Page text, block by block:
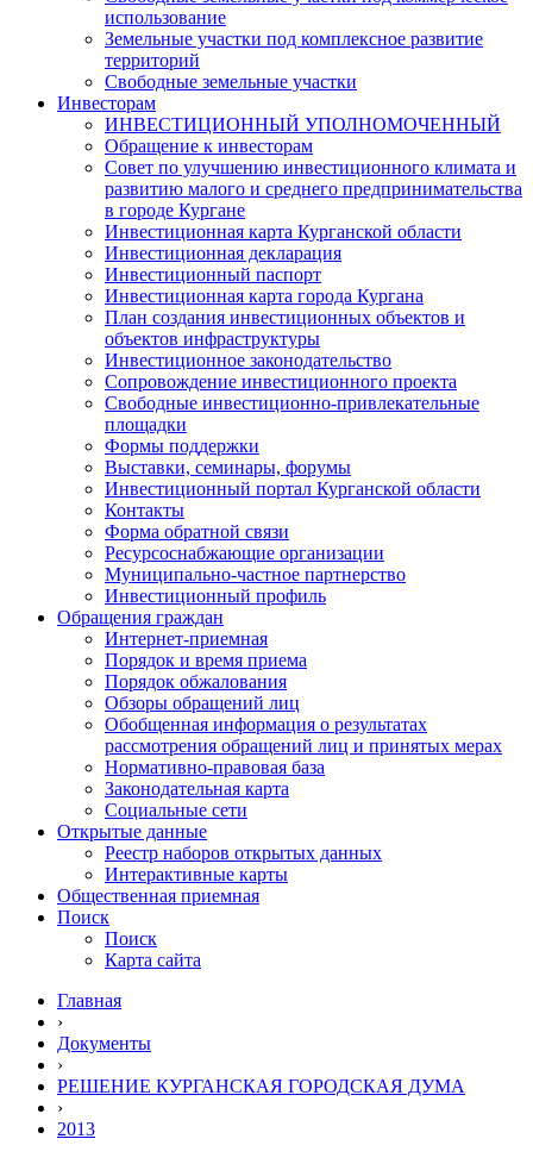
использование
Земельные участки под комплексное развитие
территорий
Свободные земельные участки
Инвесторам
ИНВЕСТИЦИОННЫЙ УПОЛНОМОЧЕННЫЙ
Обращение к инвесторам
Совет по улучшению инвестиционного климата и
развитию малого и среднего предпринимательства
в городе Кургане
Инвестиционная карта Курганской области
Инвестиционная декларация
Инвестиционный паспорт
Инвестиционная карта города Кургана
План создания инвестиционных объектов и
объектов инфраструктуры
Инвестиционное законодательство
Сопровождение инвестиционного проекта
Свободные инвестиционно-привлекательные
площадки
Формы поддержки
Выставки, семинары, форумы
Инвестиционный портал Курганской области
Контакты
Форма обратной связи
Ресурсоснабжающие организации
Муниципально-частное партнерство
Инвестиционный профиль
Обращения граждан
Интернет-приемная
Порядок и время приема
Порядок обжалования
Обзоры обращений лиц
Обобщенная информация о результатах
рассмотрения обращений лиц и принятых мерах
Нормативно-правовая база
Законодательная карта
Социальные сети
Открытые данные
Реестр наборов открытых данных
Интерактивные карты
Общественная приемная
Поиск
Поиск
Карта сайта
Главная
›
Документы
›
РЕШЕНИЕ КУРГАНСКАЯ ГОРОДСКАЯ ДУМА
›
2013